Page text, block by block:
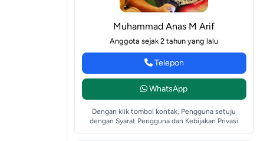
Muhammad Anas M Arif
Anggota sejak 2 tahun yang lalu
Telepon
WhatsApp
Dengan klik tombol kontak, Pengguna setuju
dengan Syarat Pengguna dan Kebijakan Privasi